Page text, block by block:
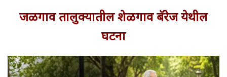
जळगाव तालुक्यातील शेळगाव बॅरेज येथील
घटना